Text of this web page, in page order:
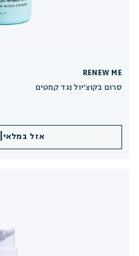
RENEW ME
סרום בקוצ׳יול נגד קמטים
אזל במלאי